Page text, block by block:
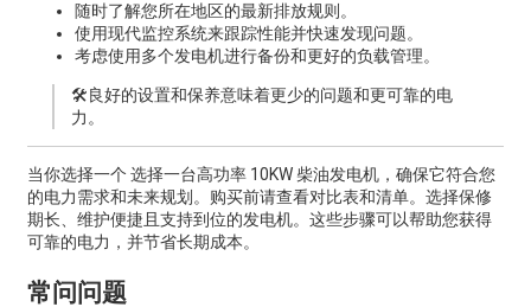
随时了解您所在地区的最新排放规则。
使用现代监控系统来跟踪性能并快速发现问题。
考虑使用多个发电机进行备份和更好的负载管理。
🛠️良好的设置和保养意味着更少的问题和更可靠的电
力。
当你选择一个 选择一台高功率 10KW 柴油发电机，确保它符合您
的电力需求和未来规划。购买前请查看对比表和清单。选择保修
期长、维护便捷且支持到位的发电机。这些步骤可以帮助您获得
可靠的电力，并节省长期成本。
常问问题